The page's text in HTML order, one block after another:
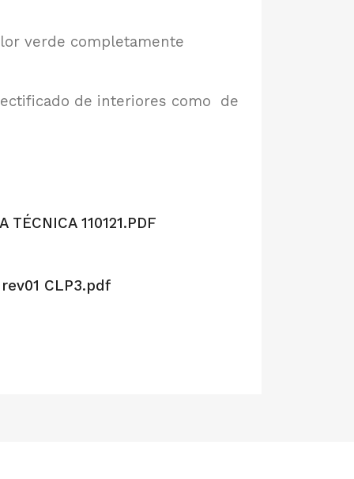
verde completamente
de interiores como de
110121.PDF
CLP3.pdf